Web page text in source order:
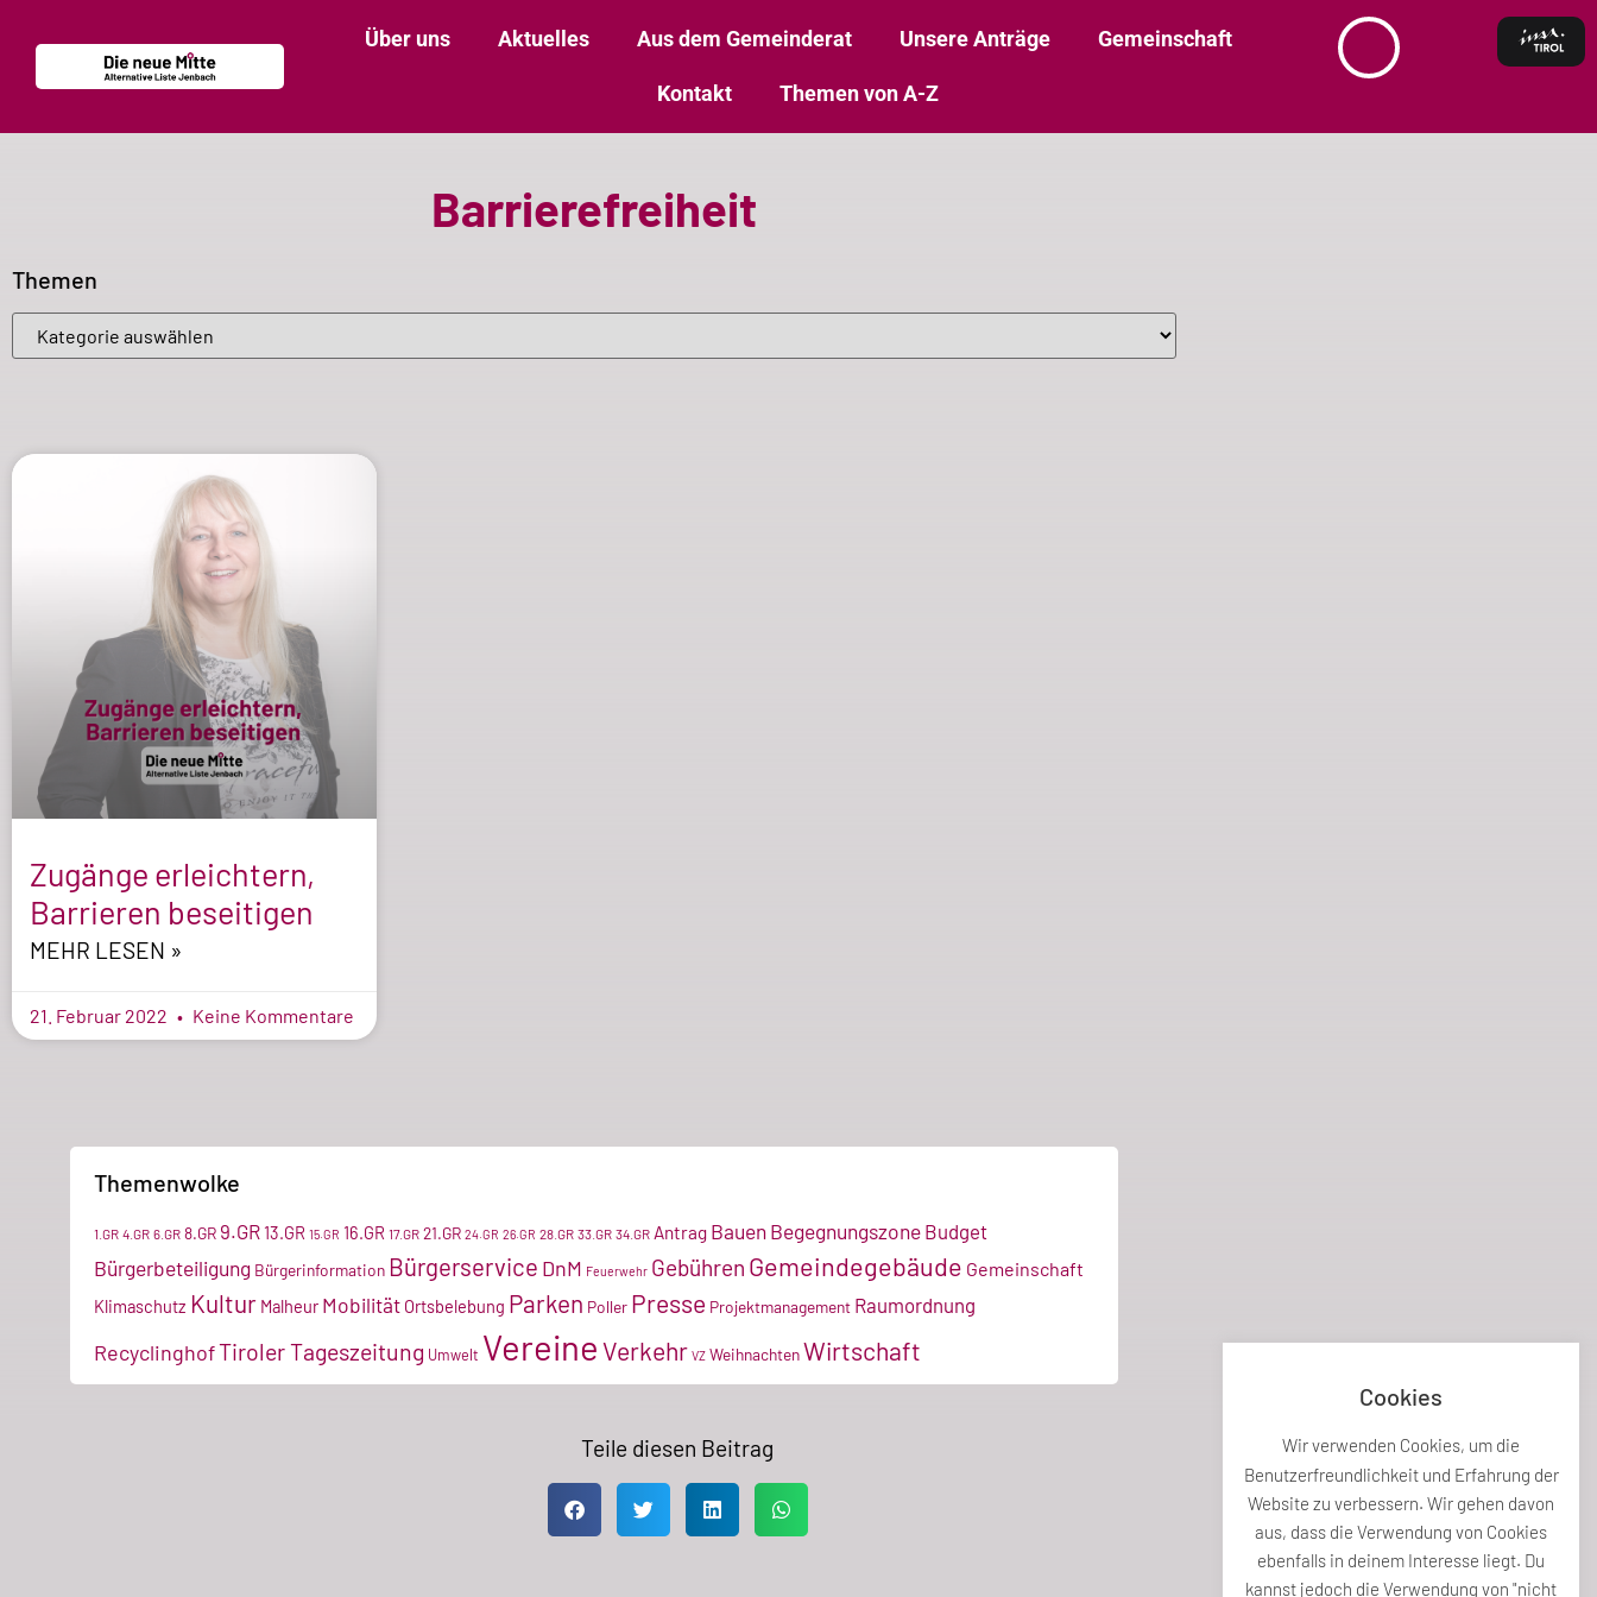
Über uns Aktuelles Aus dem Gemeinderat Unsere Anträge Gemeinschaft
Kontakt Themen von A-Z
Barrierefreiheit
Themen
Zugänge erleichtern,
Barrieren beseitigen
MEHR LESEN »
21. Februar 2022 Keine Kommentare
Themenwolke
1.GR 4.GR 6.GR 8.GR 9.GR 13.GR 15.GR 16.GR 17.GR 21.GR 24.GR 26.GR 28.GR 33.GR 34.GR Antrag Bauen Begegnungszone Budget
Bürgerbeteiligung Bürgerinformation Bürgerservice DnM Feuerwehr Gebühren Gemeindegebäude Gemeinschaft
Klimaschutz Kultur Malheur Mobilität Ortsbelebung Parken Poller Presse Projektmanagement Raumordnung
RecyclinghofTiroler Tageszeitung Umwelt Vereine Verkehr VZ Weihnachten Wirtschaft
Teile diesen Beitrag
Cookies
Wir verwenden Cookies, um die
Benutzerfreundlichkeit und Erfahrung der
Website zu verbessern. Wir gehen davon
aus, dass die Verwendung von Cookies
ebenfalls in deinem Interesse liegt. Du
kannst jedoch die Verwendung von "nicht